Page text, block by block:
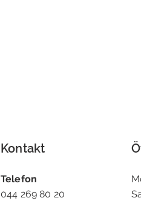
Kontakt
Telefon
044 269 80 20